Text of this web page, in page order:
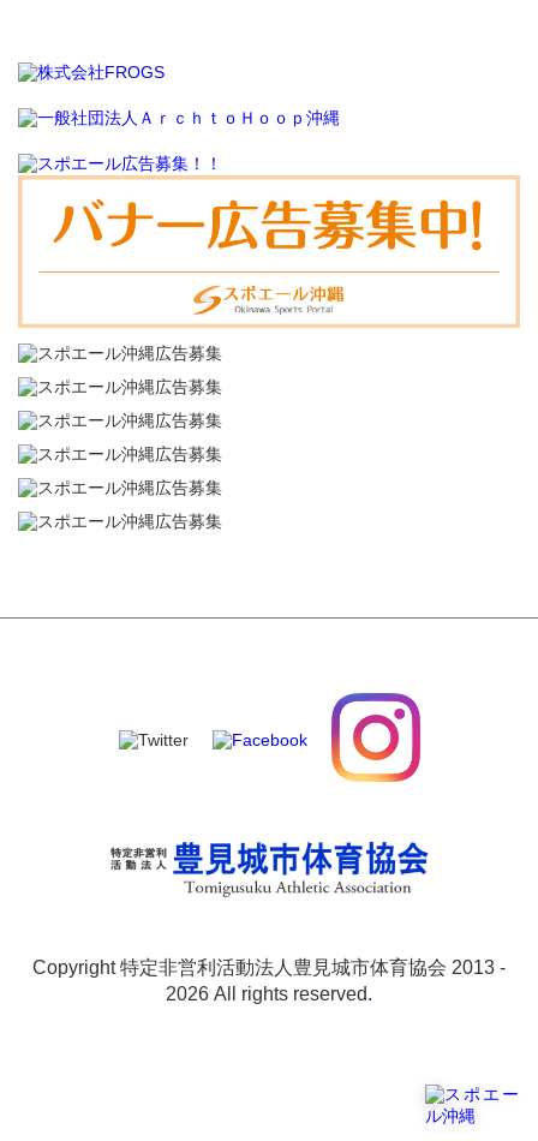
Copyright 特定非営利活動法人豊見城市体育協会 2013 -
2026 All rights reserved.